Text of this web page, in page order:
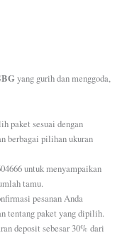
yang gurih dan menggoda,
paket sesuai dengan
berbagai pilihan ukuran
untuk menyampaikan
tamu.
pesanan Anda
tentang paket yang dipilih.
deposit sebesar 30% dari